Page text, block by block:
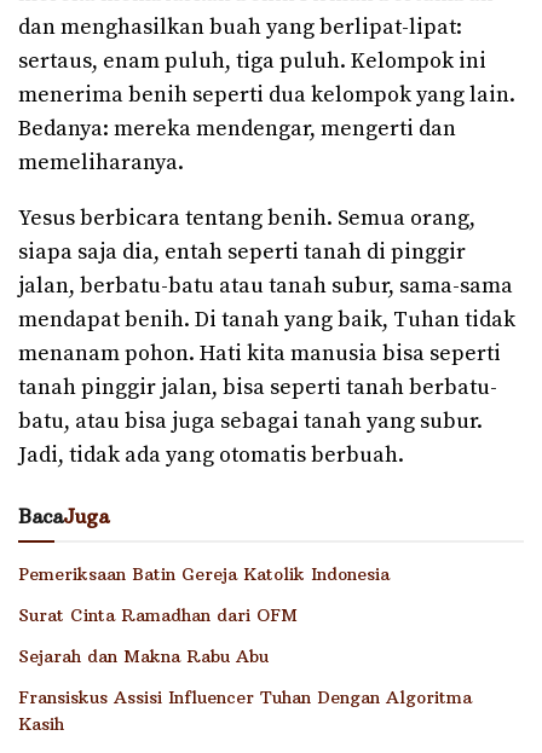
dan menghasilkan buah yang berlipat-lipat:
sertaus, enam puluh, tiga puluh. Kelompok ini
menerima benih seperti dua kelompok yang lain.
Bedanya: mereka mendengar, mengerti dan
memeliharanya.
Yesus berbicara tentang benih. Semua orang,
siapa saja dia, entah seperti tanah di pinggir
jalan, berbatu-batu atau tanah subur, sama-sama
mendapat benih. Di tanah yang baik, Tuhan tidak
menanam pohon. Hati kita manusia bisa seperti
tanah pinggir jalan, bisa seperti tanah berbatu-
batu, atau bisa juga sebagai tanah yang subur.
Jadi, tidak ada yang otomatis berbuah.
BacaJuga
Pemeriksaan Batin Gereja Katolik Indonesia
Surat Cinta Ramadhan dari OFM
Sejarah dan Makna Rabu Abu
Fransiskus Assisi Influencer Tuhan Dengan Algoritma
Kasih